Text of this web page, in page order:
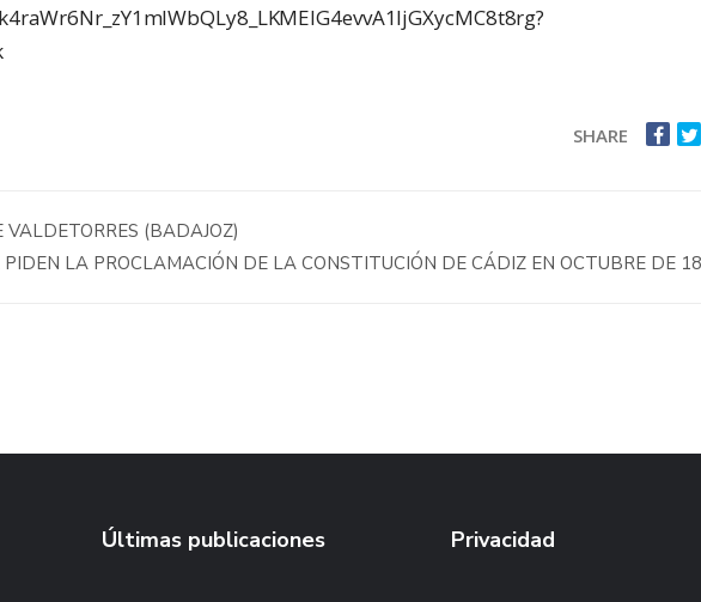
SHARE
(BADAJOZ)
PIDEN LA PROCLAMACIÓN DE LA CONSTITUCIÓN DE CÁDIZ EN OCTUBRE DE
Últimas publicaciones Privacidad